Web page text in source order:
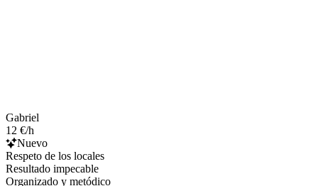
Gabriel
12 €/h
Nuevo
Respeto de los locales
Resultado impecable
Organizado y metódico